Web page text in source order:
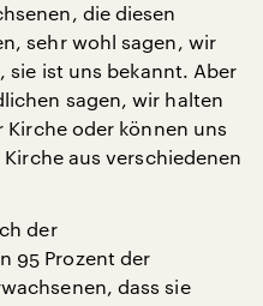
die diesen
sehr wohl sagen, wir
sie ist uns bekannt. Aber
sagen, wir halten
Kirche oder können uns
aus verschiedenen
der
95 Prozent der
dass sie